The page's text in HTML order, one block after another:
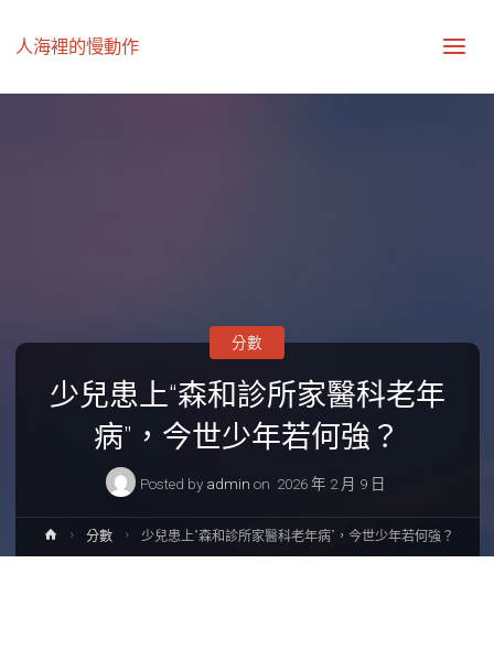
人海裡的慢動作
少兒患上“森和診所家醫科老年
病”，今世少年若何強？
Posted by admin on 2026 年 2 月 9 日
分數
Home分數 少兒患上“森和診所家醫科老年病”，今世少年若何強？